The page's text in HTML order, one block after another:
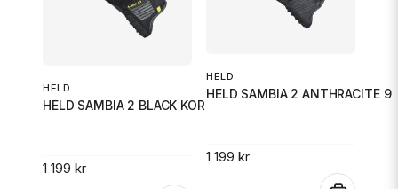
HELD
HELD SAMBIA 2 BLACK KORT 9
1 199 kr
HELD
HELD SAMBIA 2 ANTHRACITE 9
1 199 kr